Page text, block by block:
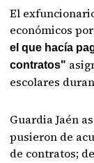
El
económicos
el que hacía
contratos"
escolares
Guardia Jaén
pusieron de
de contratos;